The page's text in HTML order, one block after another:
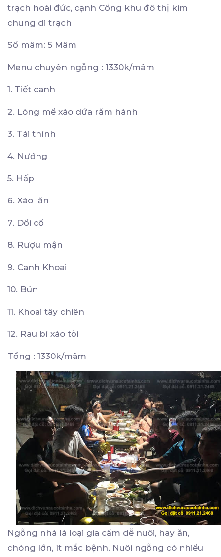
trạch hoài đức, cạnh Cổng khu đô thị kim
chung di trạch
Số mâm: 5 Mâm
Menu chuyên ngỗng : 1330k/mâm
1. Tiết canh
2. Lòng mề xào dứa răm hành
3. Tái thính
4. Nướng
5. Hấp
6. Xào lăn
7. Dồi cổ
8. Rượu mận
9. Canh Khoai
10. Bún
11. Khoai tây chiên
12. Rau bí xào tỏi
Tổng : 1330k/mâm
Ngỗng nhà là loại gia cầm dễ nuôi, hay ăn,
chóng lớn, ít mắc bệnh. Nuôi ngỗng có nhiều